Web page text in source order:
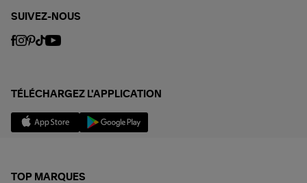
SUIVEZ-NOUS
TÉLÉCHARGEZ L'APPLICATION
TOP MARQUES